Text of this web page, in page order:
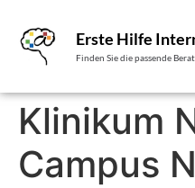
Erste Hilfe
Finden Sie die passende
Klinikum
Campus